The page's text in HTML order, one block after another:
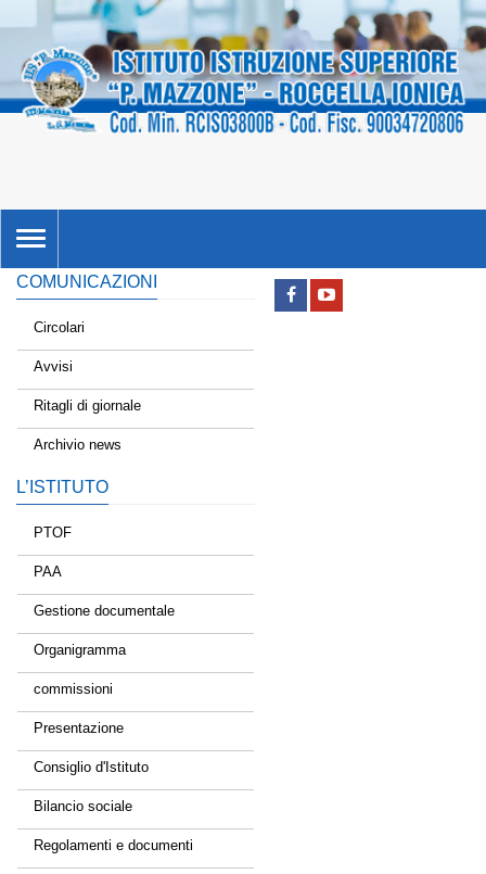
TOGGLE
NAVIGATION
COMUNICAZIONI
Circolari
Avvisi
Ritagli di giornale
Archivio news
L’ISTITUTO
PTOF
PAA
Gestione documentale
Organigramma
commissioni
Presentazione
Consiglio d'Istituto
Bilancio sociale
Regolamenti e documenti